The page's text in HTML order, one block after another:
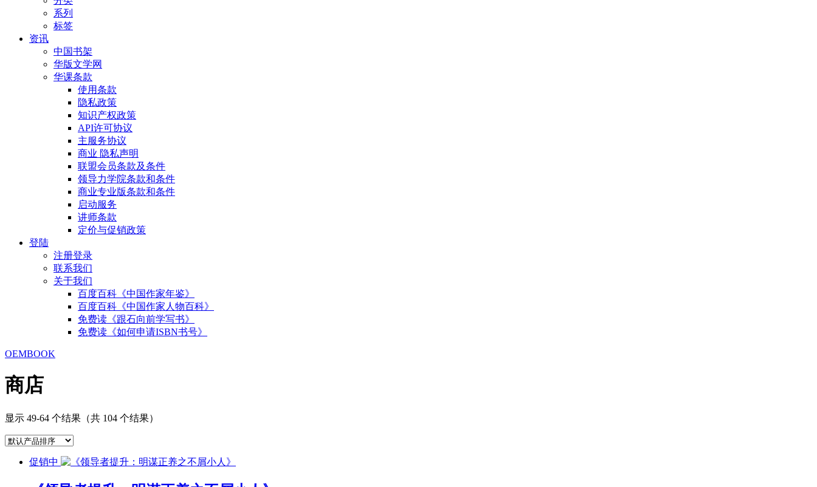
系列
标签
资讯
中国书架
华版文学网
华课条款
使用条款
隐私政策
知识产权政策
API许可协议
主服务协议
商业 隐私声明
联盟会员条款及条件
领导力学院条款和条件
商业专业版条款和条件
启动服务
讲师条款
定价与促销政策
登陆
注册登录
联系我们
关于我们
百度百科《中国作家年鉴》
百度百科《中国作家人物百科》
免费读《跟石向前学写书》
免费读《如何申请ISBN书号》
OEMBOOK
商店
显示 49-64 个结果（共 104 个结果）
促销中